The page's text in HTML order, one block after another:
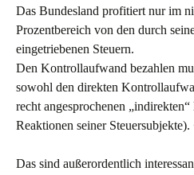
Das Bundesland profitiert nur im
Prozentbereich von den durch
eingetriebenen Steuern.
Den Kontrollaufwand bezahlen
sowohl den direkten
recht angesprochenen
Reaktionen seiner
Das sind außerordentlich